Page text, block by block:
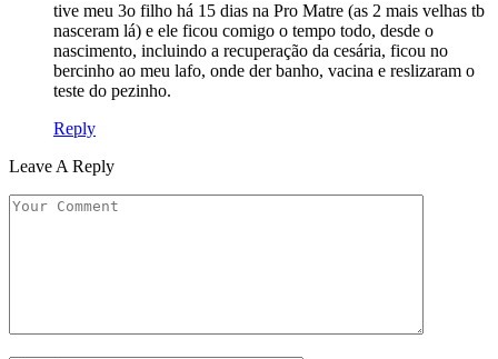
tive meu 3o filho há 15 dias na Pro Matre (as 2 mais velhas tb
nasceram lá) e ele ficou comigo o tempo todo, desde o
nascimento, incluindo a recuperação da cesária, ficou no
bercinho ao meu lafo, onde der banho, vacina e reslizaram o
teste do pezinho.
Reply
Leave A Reply